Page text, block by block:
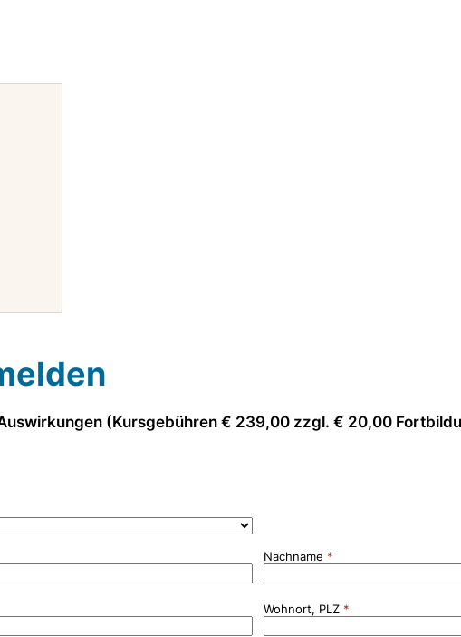
(Kursgebühren € 239,00 zzgl. € 20,00
Nachname
Wohnort, PLZ